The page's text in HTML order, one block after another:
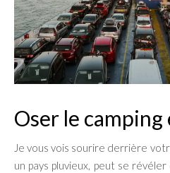
Oser le camping
Je vous vois sourire derrière
un pays pluvieux, peut se